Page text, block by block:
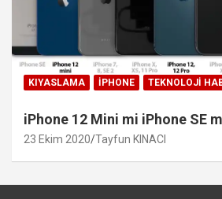
KIYASLAMA IPHONE TEKNOLOJI
iPhone 12 Mini mi iPhone SE
23 Ekim 2020 Tayfun KINACI